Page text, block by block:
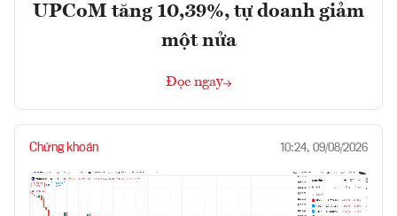
UPCoM tăng 10,39%, tự doanh giảm
một nửa
Đọc ngay
Chứng khoán 10:24, 09/08/2026